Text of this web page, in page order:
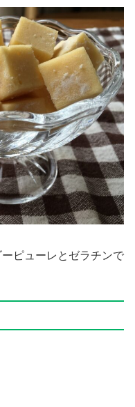
ピューレとゼラチンで